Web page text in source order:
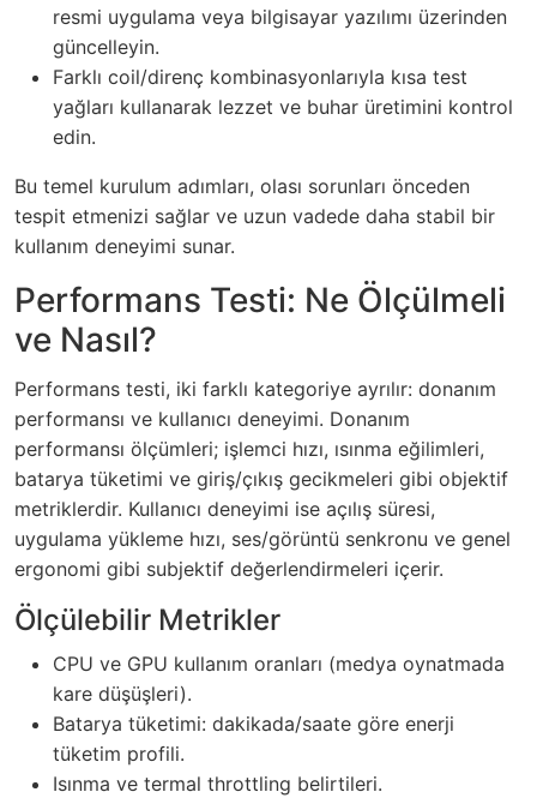
resmi uygulama veya bilgisayar yazılımı üzerinden
güncelleyin.
Farklı coil/direnç kombinasyonlarıyla kısa test
yağları kullanarak lezzet ve buhar üretimini kontrol
edin.
Bu temel kurulum adımları, olası sorunları önceden
tespit etmenizi sağlar ve uzun vadede daha stabil bir
kullanım deneyimi sunar.
Performans Testi: Ne Ölçülmeli
ve Nasıl?
Performans testi, iki farklı kategoriye ayrılır: donanım
performansı ve kullanıcı deneyimi. Donanım
performansı ölçümleri; işlemci hızı, ısınma eğilimleri,
batarya tüketimi ve giriş/çıkış gecikmeleri gibi objektif
metriklerdir. Kullanıcı deneyimi ise açılış süresi,
uygulama yükleme hızı, ses/görüntü senkronu ve genel
ergonomi gibi subjektif değerlendirmeleri içerir.
Ölçülebilir Metrikler
CPU ve GPU kullanım oranları (medya oynatmada
kare düşüşleri).
Batarya tüketimi: dakikada/saate göre enerji
tüketim profili.
Isınma ve termal throttling belirtileri.